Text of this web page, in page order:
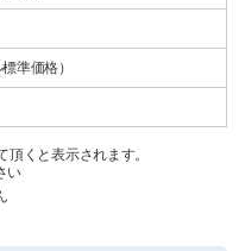
準価格）
くと表示されます。
い